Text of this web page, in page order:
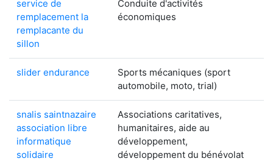
service de
remplacement la
remplacante du
sillon
Conduite d'activités
économiques
slider endurance
Sports mécaniques (sport
automobile, moto, trial)
snalis saintnazaire
association libre
informatique
solidaire
Associations caritatives,
humanitaires, aide au
développement,
développement du bénévolat